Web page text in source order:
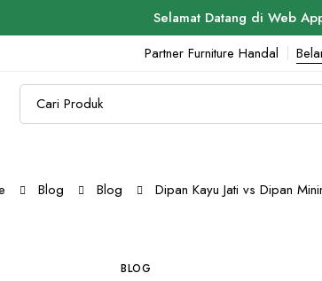
Selamat Datang di Web
Partner Furniture Handal
Search
for:
Blog Blog Dipan Kayu Jati vs Dipan
BLOG